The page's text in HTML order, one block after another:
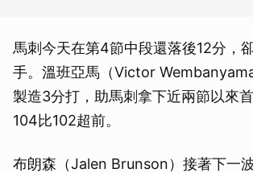
馬刺今天在第4節中段還落後12分，
手。溫班亞馬（Victor
製造3分打，助馬刺拿下近兩節以來
104比102超前。
布朗森（Jalen Brunson）接著下一